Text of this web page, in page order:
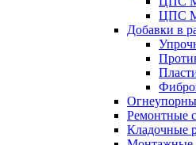
ЦПС
Добавки в
Ремонтные
Кладочные